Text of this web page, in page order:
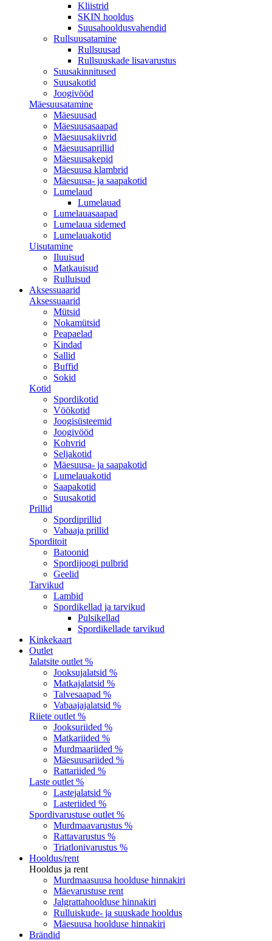
Kliistrid
SKIN hooldus
Suusahooldusvahendid
Rullsuusatamine
Rullsuusad
Rullsuuskade lisavarustus
Suusakinnitused
Suusakotid
Joogivööd
Mäesuusatamine
Mäesuusad
Mäesuusasaapad
Mäesuusakiivrid
Mäesuusaprillid
Mäesuusakepid
Mäesuusa klambrid
Mäesuusa- ja saapakotid
Lumelaud
Lumelauad
Lumelauasaapad
Lumelaua sidemed
Lumelauakotid
Uisutamine
Iluuisud
Matkauisud
Rulluisud
Aksessuaarid
Aksessuaarid
Mütsid
Nokamütsid
Peapaelad
Kindad
Sallid
Buffid
Sokid
Kotid
Spordikotid
Vöökotid
Joogisüsteemid
Joogivööd
Kohvrid
Seljakotid
Mäesuusa- ja saapakotid
Lumelauakotid
Saapakotid
Suusakotid
Prillid
Spordiprillid
Vabaaja prillid
Sporditoit
Batoonid
Spordijoogi pulbrid
Geelid
Tarvikud
Lambid
Spordikellad ja tarvikud
Pulsikellad
Spordikellade tarvikud
Kinkekaart
Outlet
Jalatsite outlet %
Jooksujalatsid %
Matkajalatsid %
Talvesaapad %
Vabaajajalatsid %
Riiete outlet %
Jooksuriided %
Matkariided %
Murdmaariided %
Mäesuusariided %
Rattariided %
Laste outlet %
Lastejalatsid %
Lasteriided %
Spordivarustuse outlet %
Murdmaavarustus %
Rattavarustus %
Triatlonivarustus %
Hooldus/rent
Hooldus ja rent
Murdmaasuusa hoolduse hinnakiri
Mäevarustuse rent
Jalgrattahoolduse hinnakiri
Rulluiskude- ja suuskade hooldus
Mäesuusa hoolduse hinnakiri
Brändid